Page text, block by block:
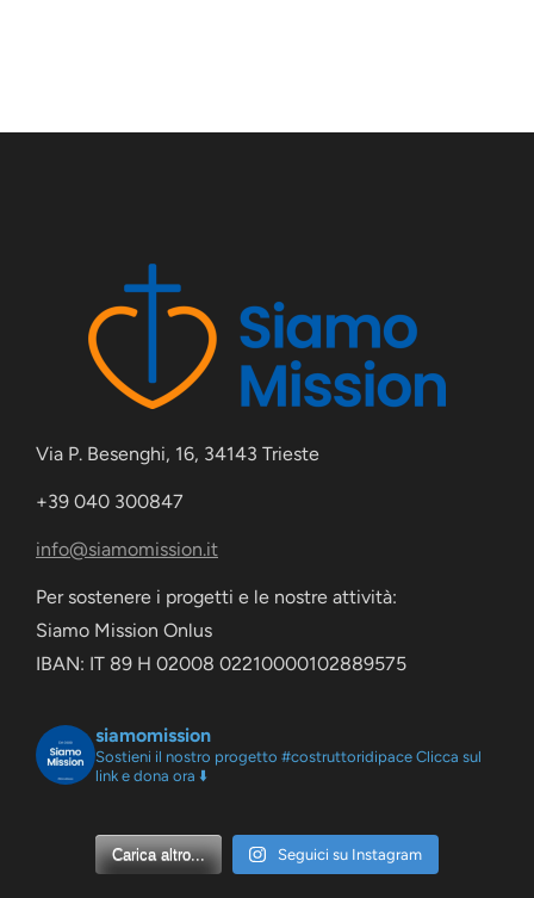
Via P. Besenghi, 16, 34143 Trieste
+39 040 300847
info@siamomission.it
Per sostenere i progetti e le nostre attività:
Siamo Mission Onlus
IBAN: IT 89 H 02008 02210000102889575
siamomission
Sostieni il nostro progetto #costruttoridipace Clicca sul
link e dona ora ⬇️
Carica altro... Seguici su Instagram